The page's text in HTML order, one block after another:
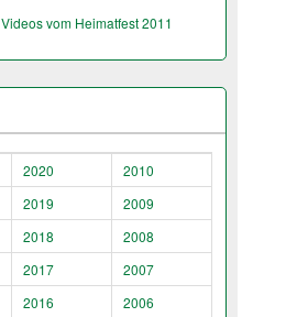
vom Heimatfest 2011
2020
2010
2019
2009
2018
2008
2017
2007
2016
2006